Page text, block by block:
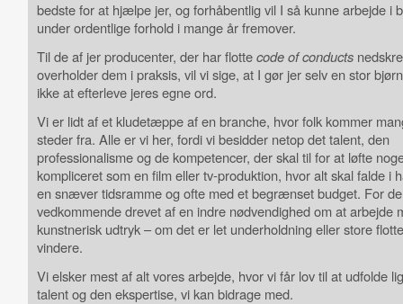
bedste for at hjælpe jer, og forhåbentlig vil I så kunne arbejde i
under ordentlige forhold i mange år fremover.
Til de af jer producenter, der har flottecode of conducts
overholder dem i praksis, vil vi sige, at I gør jer selv en stor
ikke at efterleve jeres egne ord.
Vi er lidt af et kludetæppe af en branche, hvor folk kommer
steder fra. Alle er vi her, fordi vi besidder netop det talent, den
professionalisme og de kompetencer, der skal til for at løfte
kompliceret som en film eller tv-produktion, hvor alt skal falde i
en snæver tidsramme og ofte med et begrænset budget. For
vedkommende drevet af en indre nødvendighed om at arbejde
kunstnerisk udtryk – om det er let underholdning eller store
vindere.
Vi elsker mest af alt vores arbejde, hvor vi får lov til at udfolde
talent og den ekspertise, vi kan bidrage med.